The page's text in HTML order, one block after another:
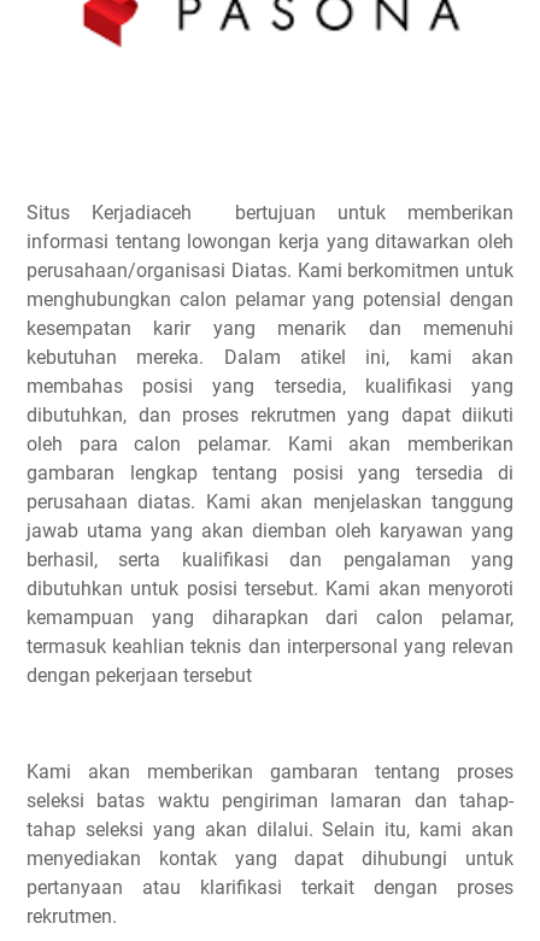
Situs Kerjadiaceh bertujuan untuk memberikan
informasi tentang lowongan kerja yang ditawarkan oleh
perusahaan/organisasi Diatas. Kami berkomitmen untuk
menghubungkan calon pelamar yang potensial dengan
kesempatan karir yang menarik dan memenuhi
kebutuhan mereka. Dalam atikel ini, kami akan
membahas posisi yang tersedia, kualifikasi yang
dibutuhkan, dan proses rekrutmen yang dapat diikuti
oleh para calon pelamar. Kami akan memberikan
gambaran lengkap tentang posisi yang tersedia di
perusahaan diatas. Kami akan menjelaskan tanggung
jawab utama yang akan diemban oleh karyawan yang
berhasil, serta kualifikasi dan pengalaman yang
dibutuhkan untuk posisi tersebut. Kami akan menyoroti
kemampuan yang diharapkan dari calon pelamar,
termasuk keahlian teknis dan interpersonal yang relevan
dengan pekerjaan tersebut
Kami akan memberikan gambaran tentang proses
seleksi batas waktu pengiriman lamaran dan tahap-
tahap seleksi yang akan dilalui. Selain itu, kami akan
menyediakan kontak yang dapat dihubungi untuk
pertanyaan atau klarifikasi terkait dengan proses
rekrutmen.